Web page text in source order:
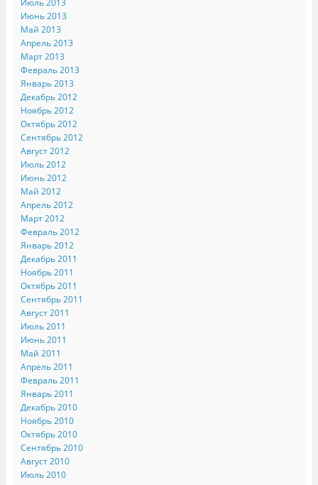
Июнь 2013
Май 2013
Апрель 2013
Март 2013
Февраль 2013
Январь 2013
Декабрь 2012
Ноябрь 2012
Октябрь 2012
Сентябрь 2012
Август 2012
Июль 2012
Июнь 2012
Май 2012
Апрель 2012
Март 2012
Февраль 2012
Январь 2012
Декабрь 2011
Ноябрь 2011
Октябрь 2011
Сентябрь 2011
Август 2011
Июль 2011
Июнь 2011
Май 2011
Апрель 2011
Февраль 2011
Январь 2011
Декабрь 2010
Ноябрь 2010
Октябрь 2010
Сентябрь 2010
Август 2010
Июль 2010